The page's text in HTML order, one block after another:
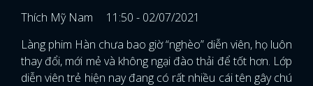
Thích Mỹ Nam
11:50 - 02/07/2021
Làng phim Hàn chưa bao giờ “nghèo” diễn viên, họ luôn
thay đổi, mới mẻ và không ngại đào thải để tốt hơn. Lớp
diễn viên trẻ hiện nay đang có rất nhiều cái tên gây chú